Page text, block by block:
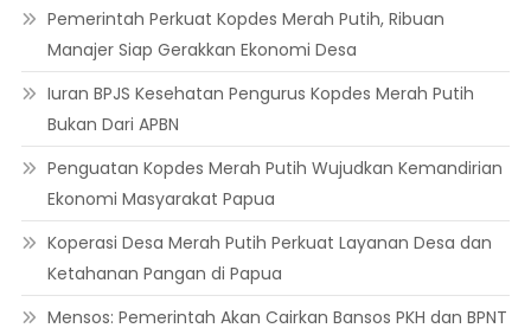
Pemerintah Perkuat Kopdes Merah Putih, Ribuan
Manajer Siap Gerakkan Ekonomi Desa
Iuran BPJS Kesehatan Pengurus Kopdes Merah Putih
Bukan Dari APBN
Penguatan Kopdes Merah Putih Wujudkan Kemandirian
Ekonomi Masyarakat Papua
Koperasi Desa Merah Putih Perkuat Layanan Desa dan
Ketahanan Pangan di Papua
Mensos: Pemerintah Akan Cairkan Bansos PKH dan BPNT